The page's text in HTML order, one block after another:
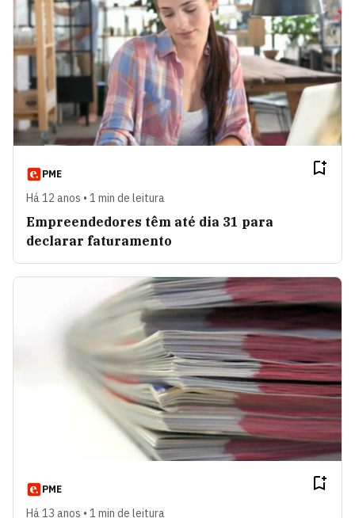
PME
Há 12 anos • 1 min de leitura
Empreendedores têm até dia 31 para
declarar faturamento
PME
Há 13 anos • 1 min de leitura